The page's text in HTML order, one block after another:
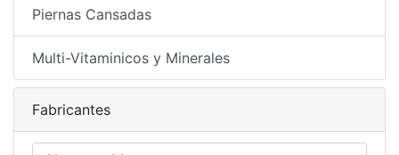
Piernas Cansadas
Multi-Vitaminicos y Minerales
Fabricantes